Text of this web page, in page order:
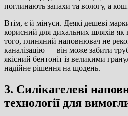
поглинають запахи та вологу, а
Втім, є й мінуси. Деякі дешеві
корисний для дихальних шляхів як
того, глиняний наповнювач не
каналізацію — він може забити
якісний бентоніт із великими
надійне рішення на щодень.
3. Силікагелеві
технології для